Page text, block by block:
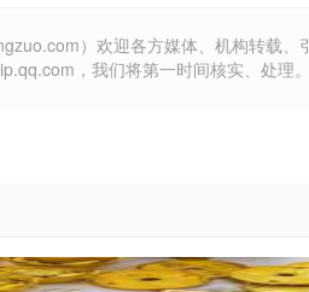
）欢迎各方媒体、机构转载
，我们将第一时间核实、处理